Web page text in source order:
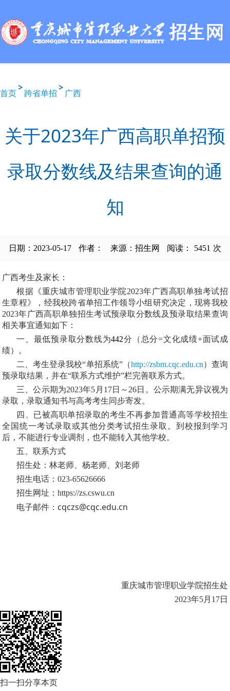
首页 跨省单招 广西
关于2023年广西高职单招预
录取分数线及结果查询的通
知
日期：2023-05-17 作者： 来源：招生网 阅读： 5451 次
广西考生及家长：
根据《重庆城市管理职业学院2023年广西高职单独考试招
生章程》，经我校跨省单招工作领导小组研究决定，现将我校
2023年广西高职单独招生考试预录取分数线及预录取结果查询
相关事宜通知如下：
一、最低预录取分数线为442分（总分=文化成绩+面试成
绩）。
二、考生登录我校“单招系统”（http://zsbm.cqc.edu.cn）查询
预录取结果，并在“联系方式维护”栏完善联系方式。
三、公示期为2023年5月 17日～ 26日。公示期满无异议视为
录取，录取通知书与高考考生同步寄发。
四、已被高职单招录取的考生不再参加普通高等学校招生
全国统一考试录取或其他分类考试招生录取。到校报到学习
后，不能进行专业调剂，也不能转入其他学校。
五、联系方式
招生处：林老师、杨老师、刘老师
招生电话： 023-65626666
招生网址： https://zs.cswu.cn
电子邮件： cqczs@cqc.edu.cn
重庆城市管理职业学院招生处
2023年5月17日
扫一扫分享本页